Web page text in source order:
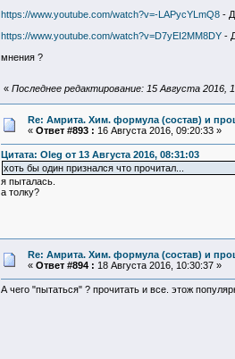
https://www.youtube.com/watch?v=-LAPycYLmQ8-
https://www.youtube.com/watch?v=D7yEI2MM8DY-
мнения ?
« Последнее редактирование: 15 Августа 2016,
Re: Амрита. Хим. формула (состав) и
« Ответ #893 : 16 Августа 2016, 09:20:33 »
Цитата: Oleg от 13 Августа 2016, 08:31:03
хоть бы один признался что прочитал...
я пыталась.
а толку?
Re: Амрита. Хим. формула (состав) и
« Ответ #894 : 18 Августа 2016, 10:30:37 »
А чего "пытаться" ? прочитать и все. этож